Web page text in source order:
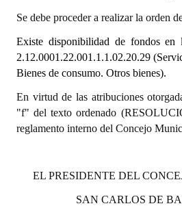
Dictámenes Asesoría Letrada
Actas de Sesión
Informes de Unidad Coordinadora
Ejecución Presupuestaria
Actas de Audiencias Públicas
Se debe proceder a realizar la orden
Existe disponibilidad de fondos en
2.12.0001.22.001.1.1.02.20.29
Bienes de consumo. Otros bienes).
En virtud de las atribuciones
"f" del texto ordenado
reglamento interno del Concejo
EL PRESIDENTE DEL
SAN CARLOS DE